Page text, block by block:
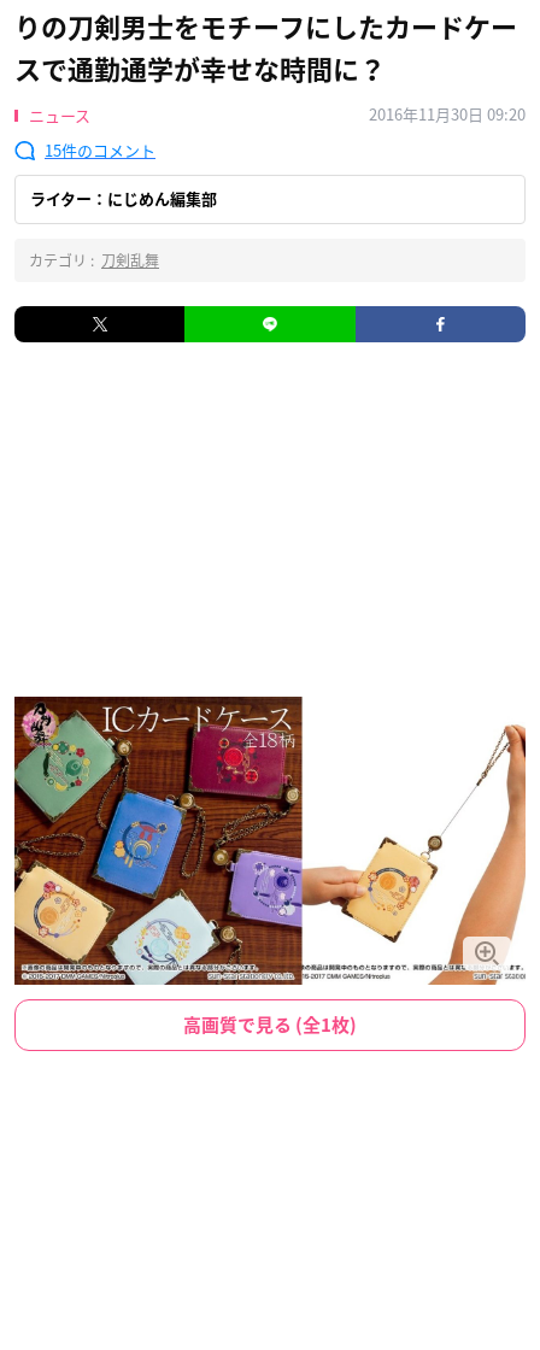
りの刀剣男士をモチーフにしたカードケー
スで通勤通学が幸せな時間に？
ニュース
2016年11月30日 09:20
15
ライター：にじめん編集部
カテゴリ : 刀剣乱舞
高画質で見る (全1枚)